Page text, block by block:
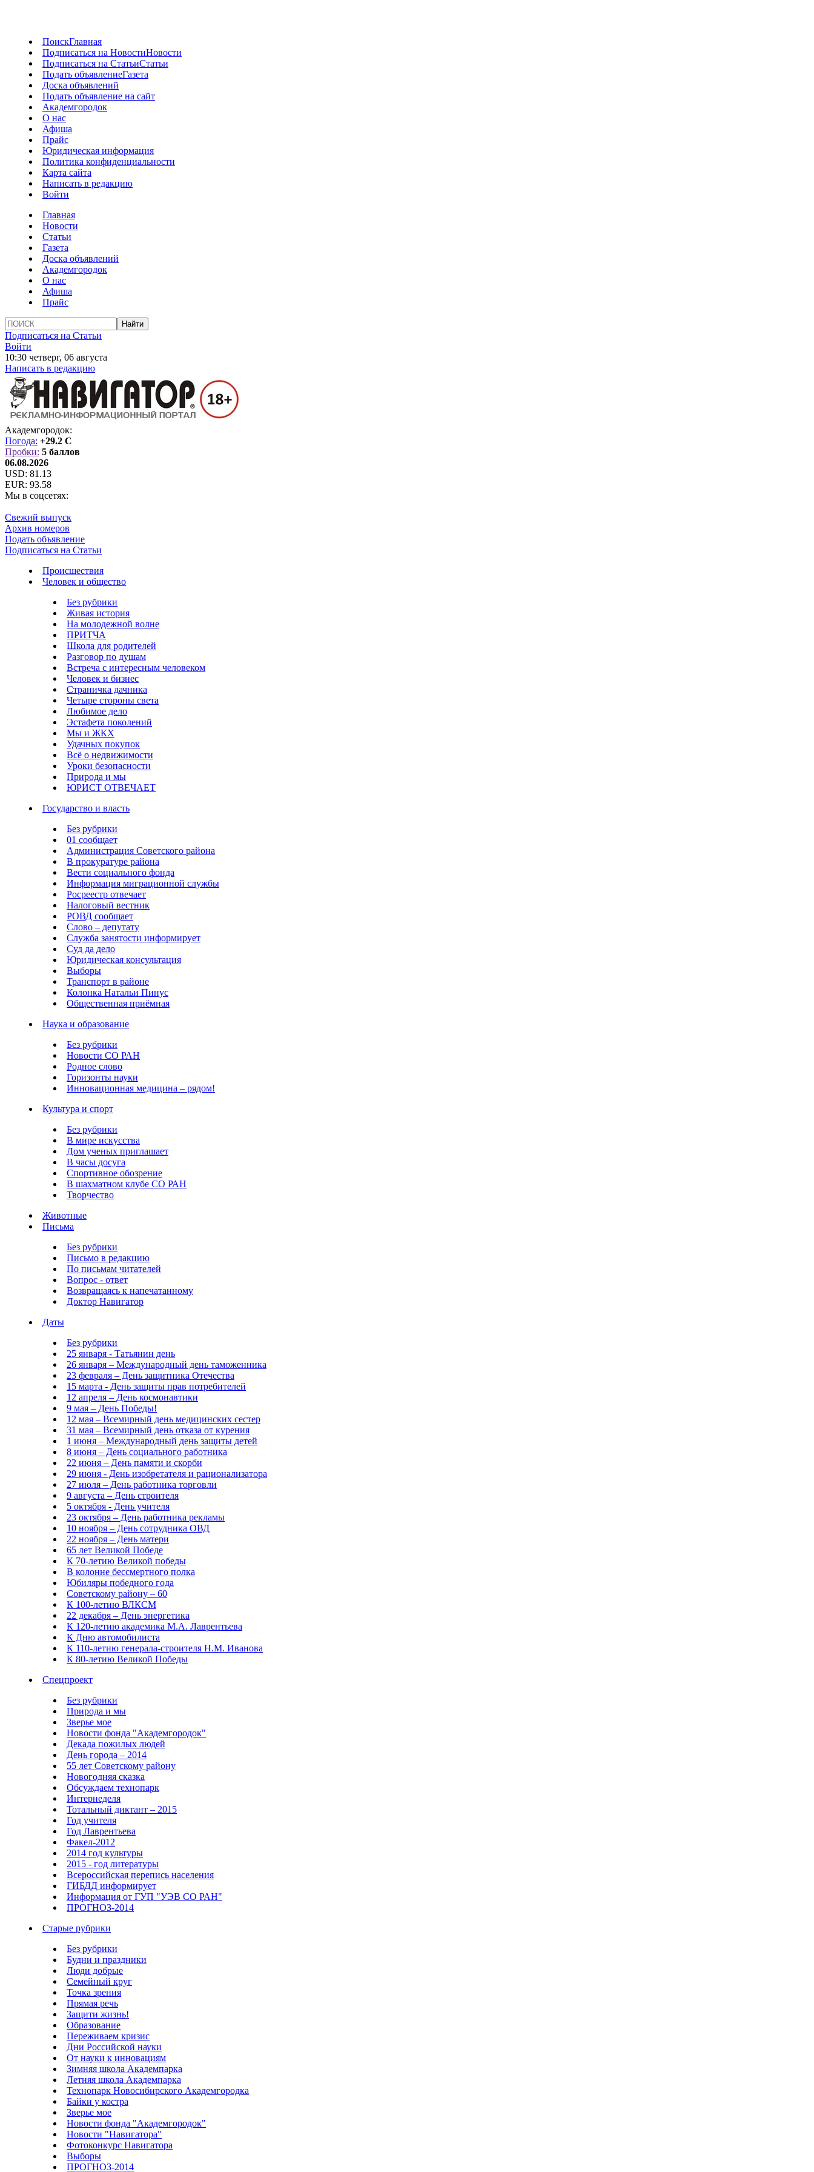
ПоискГлавная
Подписаться на НовостиНовости
Подписаться на СтатьиСтатьи
Подать объявлениеГазета
Доска объявлений
Подать объявление на сайт
Академгородок
О нас
Афиша
Прайс
Юридическая информация
Политика конфиденциальности
Карта сайта
Написать в редакцию
Войти
Главная
Новости
Статьи
Газета
Доска объявлений
Академгородок
О нас
Афиша
Прайс
Подписаться на Статьи
Войти
10:30 четверг, 06 августа
Написать в редакцию
Академгородок:
Погода: +29.2 C
Пробки: 5 баллов
06.08.2026
USD: 81.13
EUR: 93.58
Мы в соцсетях:
Свежий выпуск
Архив номеров
Подать объявление
Подписаться на Статьи
Происшествия
Человек и общество
Без рубрики
Живая история
На молодежной волне
ПРИТЧА
Школа для родителей
Разговор по душам
Встреча с интересным человеком
Человек и бизнес
Страничка дачника
Четыре стороны света
Любимое дело
Эстафета поколений
Мы и ЖКХ
Удачных покупок
Всё о недвижимости
Уроки безопасности
Природа и мы
ЮРИСТ ОТВЕЧАЕТ
Государство и власть
Без рубрики
01 сообщает
Администрация Советского района
В прокуратуре района
Вести социального фонда
Информация миграционной службы
Росреестр отвечает
Налоговый вестник
РОВД сообщает
Слово – депутату
Служба занятости информирует
Суд да дело
Юридическая консультация
Выборы
Транспорт в районе
Колонка Натальи Пинус
Общественная приёмная
Наука и образование
Без рубрики
Новости СО РАН
Родное слово
Горизонты науки
Инновационная медицина – рядом!
Культура и спорт
Без рубрики
В мире искусства
Дом ученых приглашает
В часы досуга
Спортивное обозрение
В шахматном клубе СО РАН
Творчество
Животные
Письма
Без рубрики
Письмо в редакцию
По письмам читателей
Вопрос - ответ
Возвращаясь к напечатанному
Доктор Навигатор
Даты
Без рубрики
25 января - Татьянин день
26 января – Международный день таможенника
23 февраля – День защитника Отечества
15 марта - День защиты прав потребителей
12 апреля – День космонавтики
9 мая – День Победы!
12 мая – Всемирный день медицинских сестер
31 мая – Всемирный день отказа от курения
1 июня – Международный день защиты детей
8 июня – День социального работника
22 июня – День памяти и скорби
29 июня - День изобретателя и рационализатора
27 июля – День работника торговли
9 августа – День строителя
5 октября - День учителя
23 октября – День работника рекламы
10 ноября – День сотрудника ОВД
22 ноября – День матери
65 лет Великой Победе
К 70-летию Великой победы
В колонне бессмертного полка
Юбиляры победного года
Советскому району – 60
К 100-летию ВЛКСМ
22 декабря – День энергетика
К 120-летию академика М.А. Лаврентьева
К Дню автомобилиста
К 110-летию генерала-строителя Н.М. Иванова
К 80-летию Великой Победы
Спецпроект
Без рубрики
Природа и мы
Зверье мое
Новости фонда "Академгородок"
Декада пожилых людей
День города – 2014
55 лет Советскому району
Новогодняя сказка
Обсуждаем технопарк
Интернеделя
Тотальный диктант – 2015
Год учителя
Год Лаврентьева
Факел-2012
2014 год культуры
2015 - год литературы
Всероссийская перепись населения
ГИБДД информирует
Информация от ГУП "УЭВ СО РАН"
ПРОГНОЗ-2014
Старые рубрики
Без рубрики
Будни и праздники
Люди добрые
Семейный круг
Точка зрения
Прямая речь
Защити жизнь!
Образование
Переживаем кризис
Дни Российской науки
От науки к инновациям
Зимняя школа Академпарка
Летняя школа Академпарка
Технопарк Новосибирского Академгородка
Байки у костра
Зверье мое
Новости фонда "Академгородок"
Новости "Навигатора"
Фотоконкурс Навигатора
Выборы
ПРОГНОЗ-2014